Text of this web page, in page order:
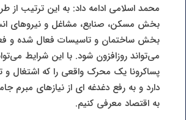
محمد اسلامی ادامه داد: به این ترتیب از
بخش مسکن، صنایع، مشاغل و نیروهای
بخش ساختمان و تاسیسات فعال شده و
می‌تواند روزافزون شود. با این شرایط
پساکرونا یک محرک واقعی را که اشتغال و
دارد و به رفع دغدغه ای از نیازهای مبرم
به اقتصاد معرفی کنیم.